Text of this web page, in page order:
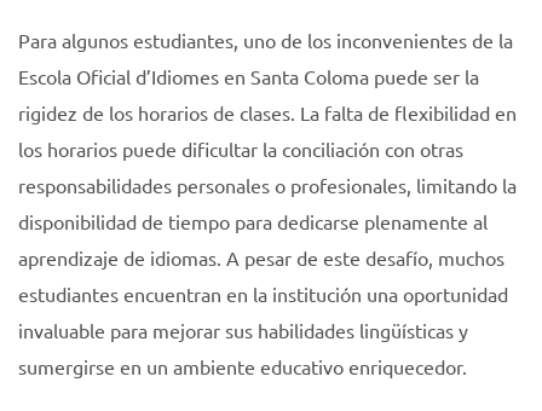
Para algunos estudiantes, uno de los inconvenientes de la
Escola Oficial d’Idiomes en Santa Coloma puede ser la
rigidez de los horarios de clases. La falta de flexibilidad en
los horarios puede dificultar la conciliación con otras
responsabilidades personales o profesionales, limitando la
disponibilidad de tiempo para dedicarse plenamente al
aprendizaje de idiomas. A pesar de este desafío, muchos
estudiantes encuentran en la institución una oportunidad
invaluable para mejorar sus habilidades lingüísticas y
sumergirse en un ambiente educativo enriquecedor.